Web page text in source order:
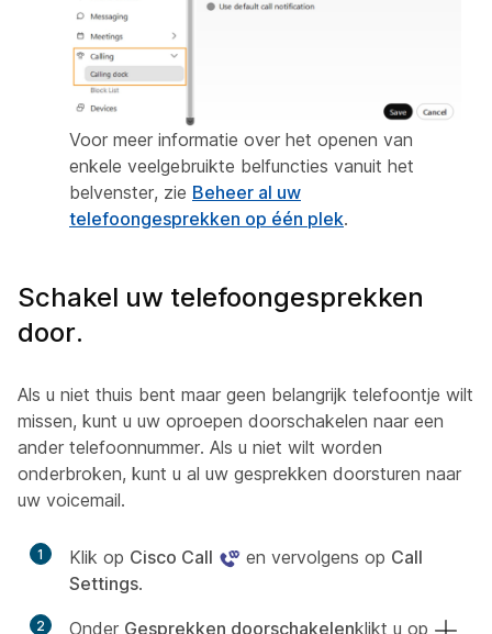
Voor meer informatie over het openen van
enkele veelgebruikte belfuncties vanuit het
belvenster, zie Beheer al uw
telefoongesprekken op één plek.
Schakel uw telefoongesprekken
door.
Als u niet thuis bent maar geen belangrijk telefoontje wilt
missen, kunt u uw oproepen doorschakelen naar een
ander telefoonnummer. Als u niet wilt worden
onderbroken, kunt u al uw gesprekken doorsturen naar
uw voicemail.
1 Klik op Cisco Call en vervolgens op Call
Settings.
2 Onder Gesprekken doorschakelenklikt u op